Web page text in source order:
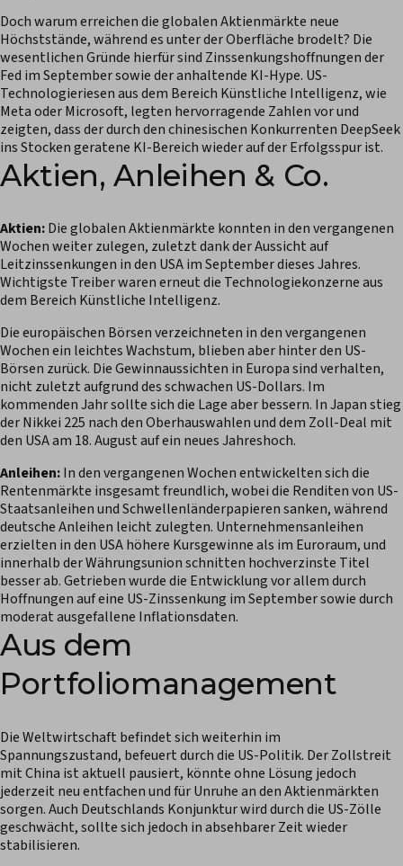
Doch warum erreichen die globalen Aktienmärkte neue
Höchststände, während es unter der Oberfläche brodelt? Die
wesentlichen Gründe hierfür sind Zinssenkungshoffnungen der
Fed im September sowie der anhaltende KI-Hype. US-
Technologieriesen aus dem Bereich Künstliche Intelligenz, wie
Meta oder Microsoft, legten hervorragende Zahlen vor und
zeigten, dass der durch den chinesischen Konkurrenten DeepSeek
ins Stocken geratene KI-Bereich wieder auf der Erfolgsspur ist.
Aktien, Anleihen & Co.
Aktien:Die globalen Aktienmärkte konnten in den vergangenen
Wochen weiter zulegen, zuletzt dank der Aussicht auf
Leitzinssenkungen in den USA im September dieses Jahres.
Wichtigste Treiber waren erneut die Technologiekonzerne aus
dem Bereich Künstliche Intelligenz.
Die europäischen Börsen verzeichneten in den vergangenen
Wochen ein leichtes Wachstum, blieben aber hinter den US-
Börsen zurück. Die Gewinnaussichten in Europa sind verhalten,
nicht zuletzt aufgrund des schwachen US-Dollars. Im
kommenden Jahr sollte sich die Lage aber bessern. In Japan stieg
der Nikkei 225 nach den Oberhauswahlen und dem Zoll-Deal mit
den USA am 18. August auf ein neues Jahreshoch.
Anleihen:In den vergangenen Wochen entwickelten sich die
Rentenmärkte insgesamt freundlich, wobei die Renditen von US-
Staatsanleihen und Schwellenländerpapieren sanken, während
deutsche Anleihen leicht zulegten. Unternehmensanleihen
erzielten in den USA höhere Kursgewinne als im Euroraum, und
innerhalb der Währungsunion schnitten hochverzinste Titel
besser ab. Getrieben wurde die Entwicklung vor allem durch
Hoffnungen auf eine US-Zinssenkung im September sowie durch
moderat ausgefallene Inflationsdaten.
Aus dem
Portfoliomanagement
Die Weltwirtschaft befindet sich weiterhin im
Spannungszustand, befeuert durch die US-Politik. Der Zollstreit
mit China ist aktuell pausiert, könnte ohne Lösung jedoch
jederzeit neu entfachen und für Unruhe an den Aktienmärkten
sorgen. Auch Deutschlands Konjunktur wird durch die US-Zölle
geschwächt, sollte sich jedoch in absehbarer Zeit wieder
stabilisieren.